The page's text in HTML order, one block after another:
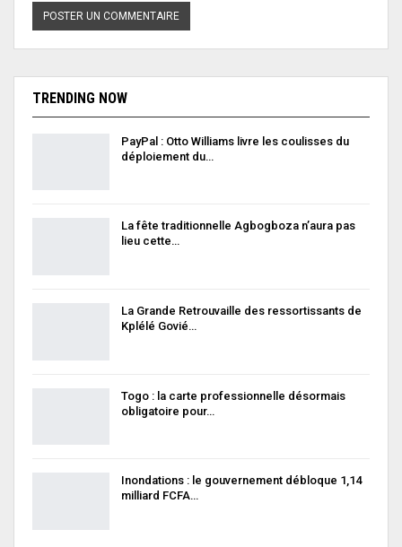
TRENDING NOW
PayPal : Otto Williams livre les coulisses du
déploiement du…
La fête traditionnelle Agbogboza n’aura pas
lieu cette…
La Grande Retrouvaille des ressortissants de
Kplélé Govié…
Togo : la carte professionnelle désormais
obligatoire pour…
Inondations : le gouvernement débloque 1,14
milliard FCFA…